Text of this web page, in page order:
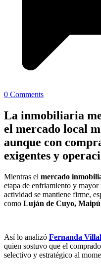
0 Comments
La inmobiliaria
el mercado local
aunque con
exigentes y
Mientras el mercado
etapa de enfriamiento y mayor
actividad se mantiene firme,
como Luján de Cuyo,
Así lo analizó Fernanda
quien sostuvo que el
selectivo y estratégico al